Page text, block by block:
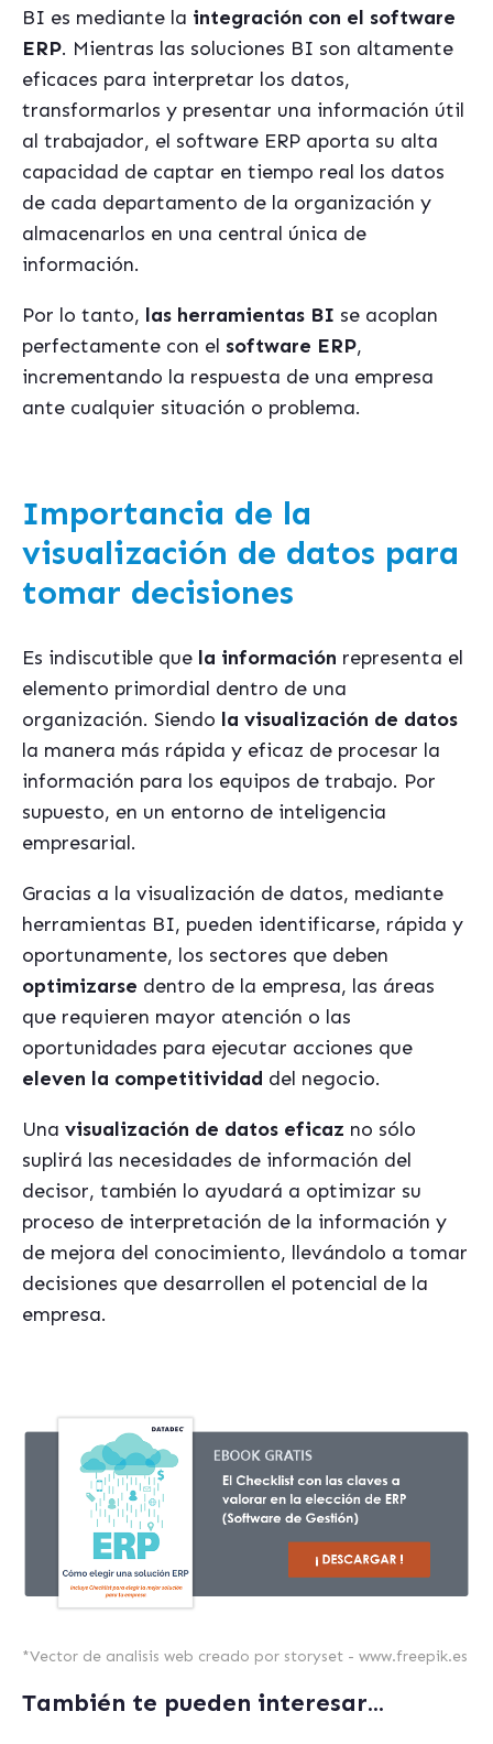
BI es mediante la integración con el software
ERP. Mientras las soluciones BI son altamente
eficaces para interpretar los datos,
transformarlos y presentar una información útil
al trabajador, el software ERP aporta su alta
capacidad de captar en tiempo real los datos
de cada departamento de la organización y
almacenarlos en una central única de
información.
Por lo tanto, las herramientas BI se acoplan
perfectamente con el software ERP,
incrementando la respuesta de una empresa
ante cualquier situación o problema.
Importancia de la
visualización de datos para
tomar decisiones
Es indiscutible que la información representa el
elemento primordial dentro de una
organización. Siendo la visualización de datos
la manera más rápida y eficaz de procesar la
información para los equipos de trabajo. Por
supuesto, en un entorno de inteligencia
empresarial.
Gracias a la visualización de datos, mediante
herramientas BI, pueden identificarse, rápida y
oportunamente, los sectores que deben
optimizarse dentro de la empresa, las áreas
que requieren mayor atención o las
oportunidades para ejecutar acciones que
eleven la competitividad del negocio.
Una visualización de datos eficaz no sólo
suplirá las necesidades de información del
decisor, también lo ayudará a optimizar su
proceso de interpretación de la información y
de mejora del conocimiento, llevándolo a tomar
decisiones que desarrollen el potencial de la
empresa.
*Vector de analisis web creado por storyset - www.freepik.es
También te pueden interesar...